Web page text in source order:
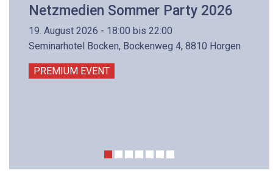
Netzmedien Sommer Party 2026
19. August 2026 - 18:00 bis 22:00
Seminarhotel Bocken, Bockenweg 4, 8810 Horgen
PREMIUM EVENT